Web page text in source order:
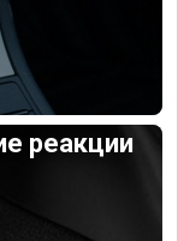
реакции